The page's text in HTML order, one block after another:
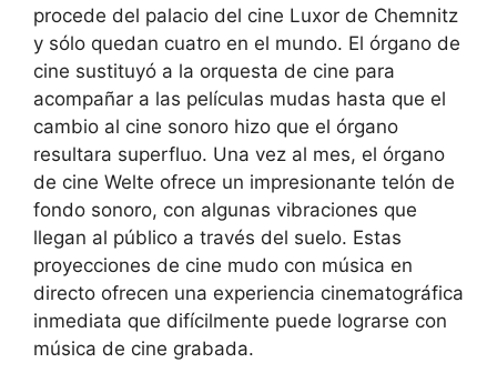
procede del palacio del cine Luxor de Chemnitz
y sólo quedan cuatro en el mundo. El órgano de
cine sustituyó a la orquesta de cine para
acompañar a las películas mudas hasta que el
cambio al cine sonoro hizo que el órgano
resultara superfluo. Una vez al mes, el órgano
de cine Welte ofrece un impresionante telón de
fondo sonoro, con algunas vibraciones que
llegan al público a través del suelo. Estas
proyecciones de cine mudo con música en
directo ofrecen una experiencia cinematográfica
inmediata que difícilmente puede lograrse con
música de cine grabada.